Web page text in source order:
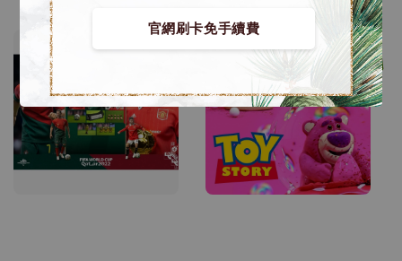
官網刷卡免手續費
price